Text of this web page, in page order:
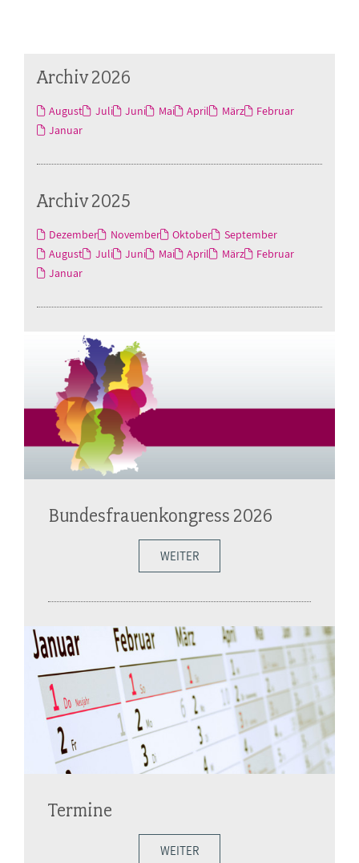
Archiv 2026
August Juli Juni Mai April März
Februar
Januar
Archiv 2025
Dezember November Oktober
September
August
Juli Juni Mai April März
Februar
Januar
Bundesfrauenkongress 2026
WEITER
Termine
WEITER